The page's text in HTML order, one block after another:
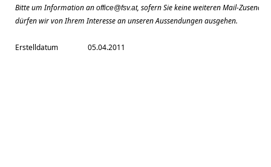
Bitte um Information an office@fsv.at, sofern Sie keine weiteren Mail-
dürfen wir von Ihrem Interesse an unseren Aussendungen ausgehen.
Erstelldatum 05.04.2011